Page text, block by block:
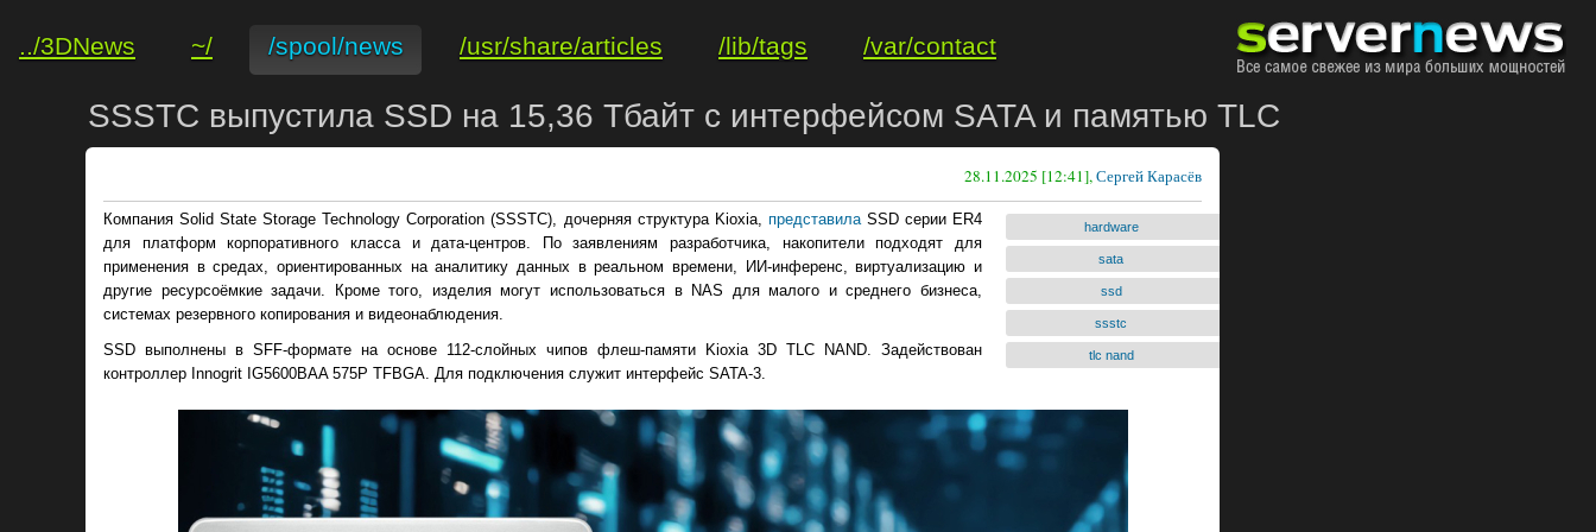
../3DNews ~/ /spool/news /usr/share/articles /lib/tags /var/contact
SSSTC выпустила SSD на 15,36 Тбайт с интерфейсом SATA и памятью TLC
28.11.2025 [12:41],Сергей Карасёв
hardware
sata
ssd
ssstc
tlc nand
Компания Solid State Storage Technology Corporation (SSSTC), дочерняя структура Kioxia, представилаSSD серии ER4
для платформ корпоративного класса и дата-центров. По заявлениям разработчика, накопители подходят для
применения в средах, ориентированных на аналитику данных в реальном времени, ИИ-инференс, виртуализацию и
другие ресурсоёмкие задачи. Кроме того, изделия могут использоваться в NAS для малого и среднего бизнеса,
системах резервного копирования и видеонаблюдения.
SSD выполнены в SFF-формате на основе 112-слойных чипов флеш-памяти Kioxia 3D TLC NAND. Задействован
контроллер Innogrit IG5600BAA 575P TFBGA. Для подключения служит интерфейс SATA-3.